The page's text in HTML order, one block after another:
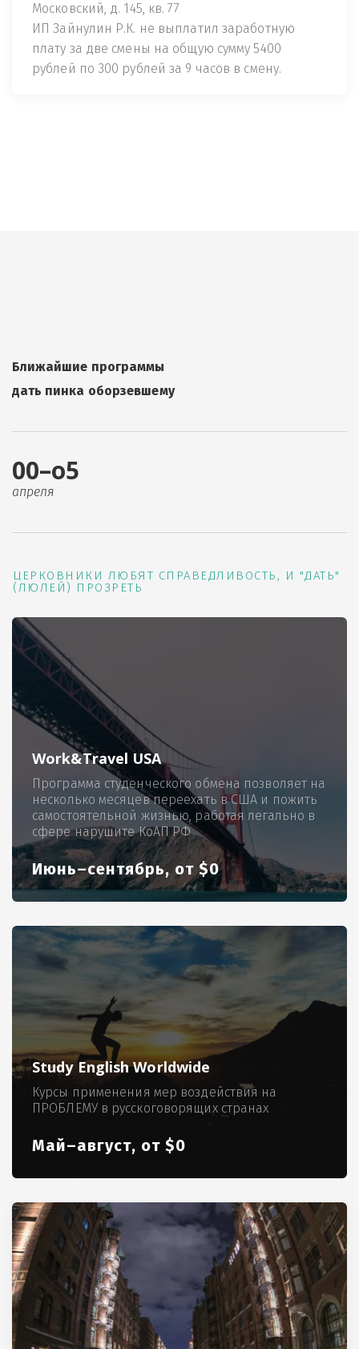
Московский, д. 145, кв. 77
ИП Зайнулин Р.К. не выплатил заработную
плату за две смены на общую сумму 5400
рублей по 300 рублей за 9 часов в смену.
Ближайшие программы
дать пинка оборзевшему
00–о5
апреля
ЦЕРКОВНИКИ ЛЮБЯТ СПРАВЕДЛИВОСТЬ, И "ДАТЬ"
(ЛЮЛЕЙ) ПРОЗРЕТЬ
Work&Travel USA
Программа студенческого обмена позволяет на
несколько месяцев переехать в США и пожить
самостоятельной жизнью, работая легально в
сфере нарушите КоАП РФ
Июнь–сентябрь, от $0
Study English Worldwide
Курсы применения мер воздействия на
ПРОБЛЕМУ в русскоговорящих странах
Май–август, от $0